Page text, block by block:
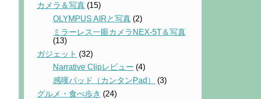
カメラ＆写真 (15)
OLYMPUS AIRと写真 (2)
ミラーレス一眼カメラNEX-5T＆写真
(13)
ガジェット (32)
Narrative Clipレビュー (4)
感嘆パッド（カンタンPad）
(3)
グルメ・食べ歩き (24)